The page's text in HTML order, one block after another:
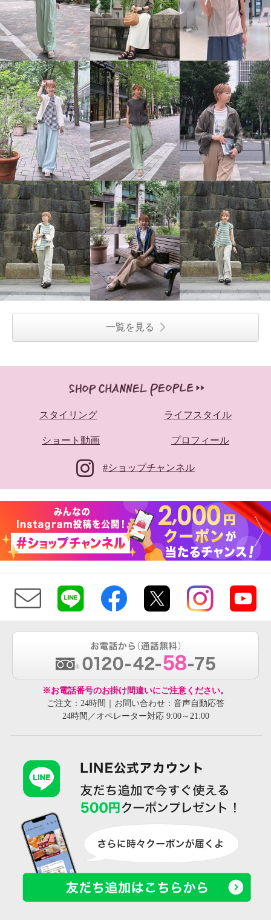
エムズ スタイル マイクロギャ
バ 裾ドロストデザイン セミワイ
ドパンツ ＜股下７０ｃｍ＞
一覧を見る
スタイリング ライフスタイル
ショート動画 プロフィール
#ショップチャンネル
※お電話番号のお掛け間違いにご注意ください。
ご注文：24時間｜お問い合わせ：音声自動応答
24時間／オペレーター対応 9:00～21:00